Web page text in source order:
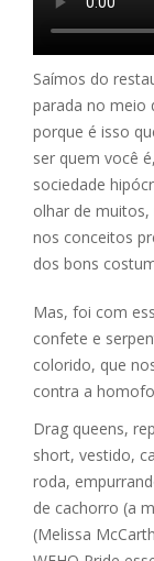
Saímos do
parada no meio
porque é isso
ser quem você
sociedade
olhar de
nos conceitos
dos bons
Mas, foi com
confete e
colorido, que
contra a
Drag queens,
short, vestido,
roda,
de cachorro (a
(Melissa